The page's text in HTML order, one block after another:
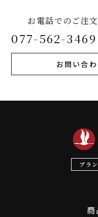
お電話でのご注文
077-562-3469
お問い合
ブラ